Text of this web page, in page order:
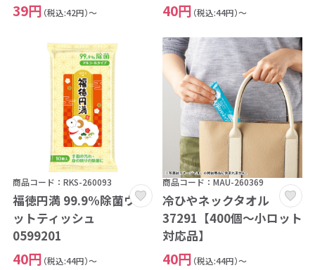
39円 （税込:42円）～ 40円 （税込:44円）～
商品コード：RKS-260093
福徳円満 99.9%除菌ウェ
ットティッシュ
0599201
40円 （税込:44円）～
商品コード：MAU-260369
冷ひやネックタオル
37291【400個～小ロット
対応品】
40円 （税込:44円）～